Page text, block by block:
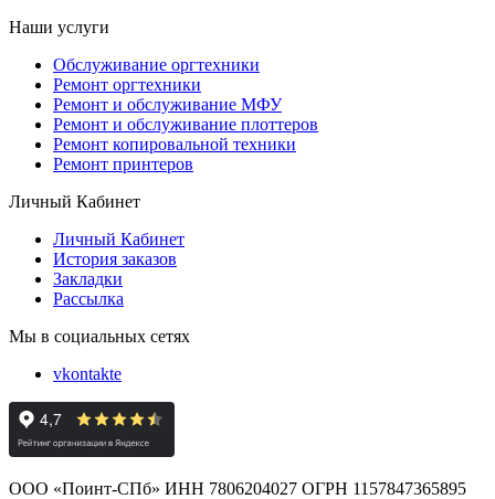
Наши услуги
Обслуживание оргтехники
Ремонт оргтехники
Ремонт и обслуживание МФУ
Ремонт и обслуживание плоттеров
Ремонт копировальной техники
Ремонт принтеров
Личный Кабинет
Личный Кабинет
История заказов
Закладки
Рассылка
Мы в социальных сетях
vkontakte
ООО «Поинт-СПб» ИНН 7806204027 ОГРН 1157847365895